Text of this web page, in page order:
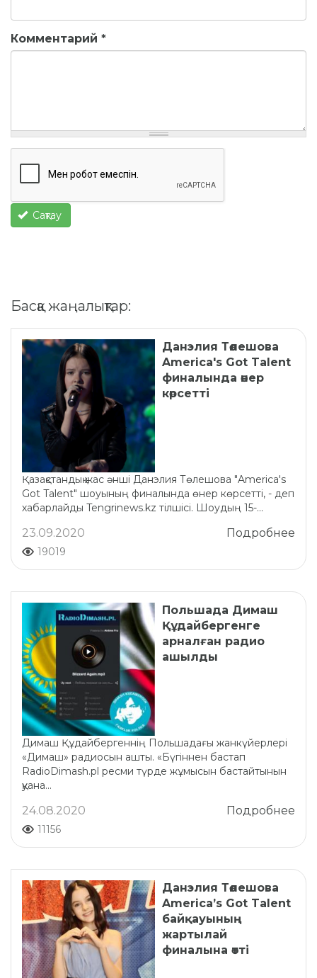
Комментарий *
Сақтау
Басқа жаңалықтар:
Данэлия Төлешова
America's Got Talent
финалында өнер
көрсетті
Қазақстандық жас әнші Данэлия Төлешова "America's
Got Talent" шоуының финалында өнер көрсетті, - деп
хабарлайды Tengrinews.kz тілшісі. Шоудың 15-...
Подробнее
23.09.2020
19019
Польшада Димаш
Құдайбергенге
арналған радио
ашылды
Димаш Құдайбергеннің Польшадағы жанкүйерлері
«Димаш» радиосын ашты. «Бүгіннен бастап
RadioDimash.pl ресми түрде жұмысын бастайтынын
қуана...
Подробнее
24.08.2020
11156
Данэлия Төлешова
America’s Got Talent
байқауының
жартылай
финалына өтті